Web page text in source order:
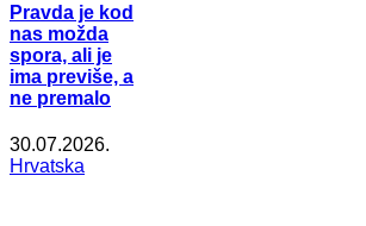
Pravda je kod
nas možda
spora, ali je
ima previše, a
ne premalo
30.07.2026.
Hrvatska